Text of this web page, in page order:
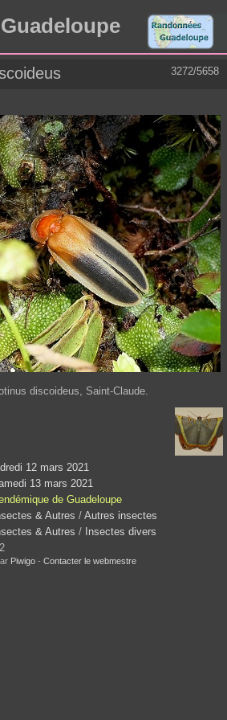
3272/5658
discoideus, Saint-Claude.
12 mars 2021
13 mars 2021
de Guadeloupe
& Autres / Autres insectes
& Autres / Insectes divers
Piwigo - Contacter le webmestre